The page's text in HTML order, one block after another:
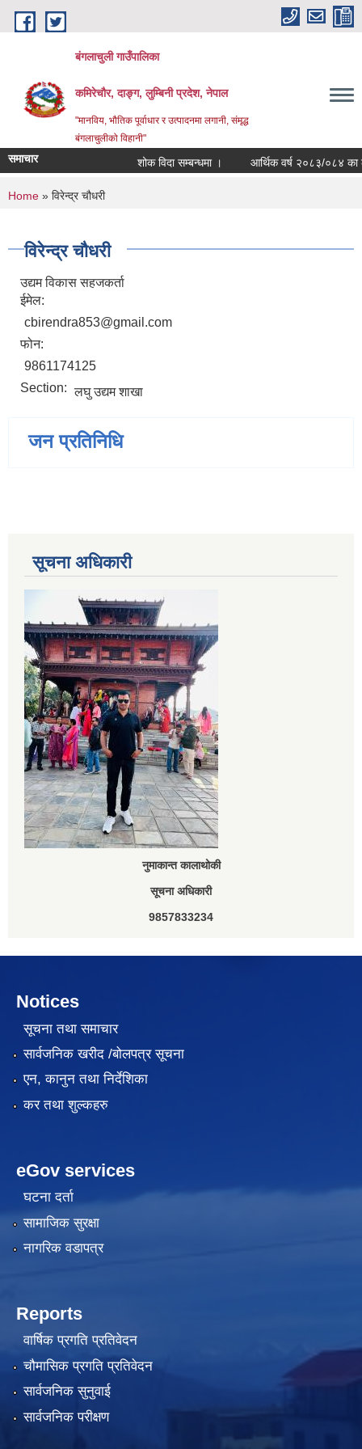
Skip to main content
बंगलाचुली गाउँपालिका
कमिरेचौर, दाङ्ग, लुम्बिनी प्रदेश, नेपाल
"मानविय, भौतिक पूर्वाधार र उत्पादनमा लगानी, संमृद्ध
बंगलाचुलीको विहानी"
समाचार शोक विदा सम्बन्धमा । आर्थिक वर्ष २०८३/०८४ का
You are here
Home » विरेन्द्र चौधरी
विरेन्द्र चौधरी
उद्यम विकास सहजकर्ता
ईमेल:
cbirendra853@gmail.com
फोन:
9861174125
Section: लघु उद्यम शाखा
जन प्रतिनिधि
सूचना अधिकारी
नुमाकान्त कालाथोकी
सूचना अधिकारी
9857833234
Notices
सूचना तथा समाचार
सार्वजनिक खरीद /बोलपत्र सूचना
एन, कानुन तथा निर्देशिका
कर तथा शुल्कहरु
eGov services
घटना दर्ता
सामाजिक सुरक्षा
नागरिक वडापत्र
Reports
वार्षिक प्रगति प्रतिवेदन
चौमासिक प्रगति प्रतिवेदन
सार्वजनिक सुनुवाई
सार्वजनिक परीक्षण